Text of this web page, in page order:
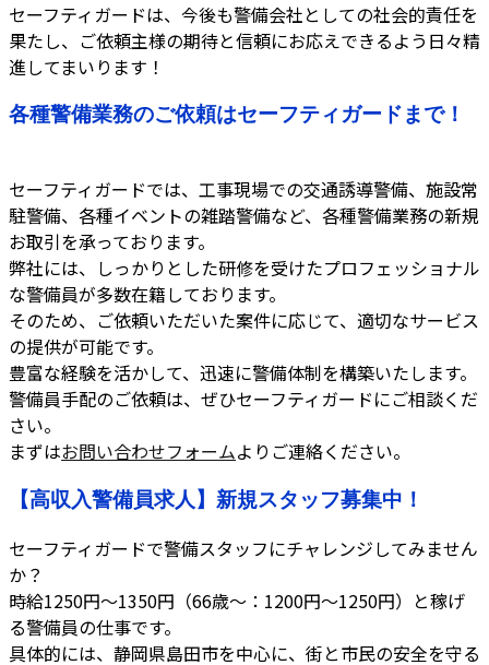
セーフティガードは、今後も警備会社としての社会的責任を
果たし、ご依頼主様の期待と信頼にお応えできるよう日々精
進してまいります！
各種警備業務のご依頼はセーフティガードまで！
セーフティガードでは、工事現場での交通誘導警備、施設常
駐警備、各種イベントの雑踏警備など、各種警備業務の新規
お取引を承っております。
弊社には、しっかりとした研修を受けたプロフェッショナル
な警備員が多数在籍しております。
そのため、ご依頼いただいた案件に応じて、適切なサービス
の提供が可能です。
豊富な経験を活かして、迅速に警備体制を構築いたします。
警備員手配のご依頼は、ぜひセーフティガードにご相談くだ
さい。
まずはお問い合わせフォームよりご連絡ください。
【高収入警備員求人】新規スタッフ募集中！
セーフティガードで警備スタッフにチャレンジしてみません
か？
時給1250円～1350円（66歳～：1200円～1250円）と稼げ
る警備員の仕事です。
具体的には、静岡県島田市を中心に、街と市民の安全を守る